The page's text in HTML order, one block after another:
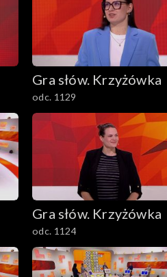
Gra słów. Krzyżówka
odc. 1129
Gra słów. Krzyżówka
odc. 1124